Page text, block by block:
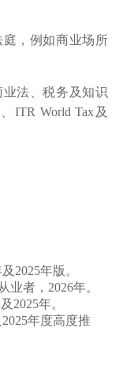
，例如商业场所
法、税务及知识
ITR World Tax及
2025年版。
者，2026年。
2025年。
年度高度推